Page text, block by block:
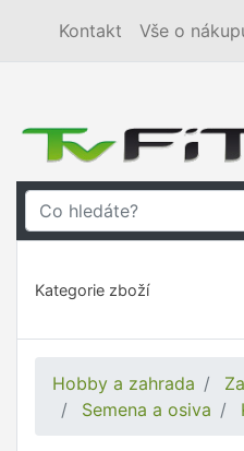
Kontakt Vše o
Kategorie zboží
Hobby a zahrada
Semena a osiva